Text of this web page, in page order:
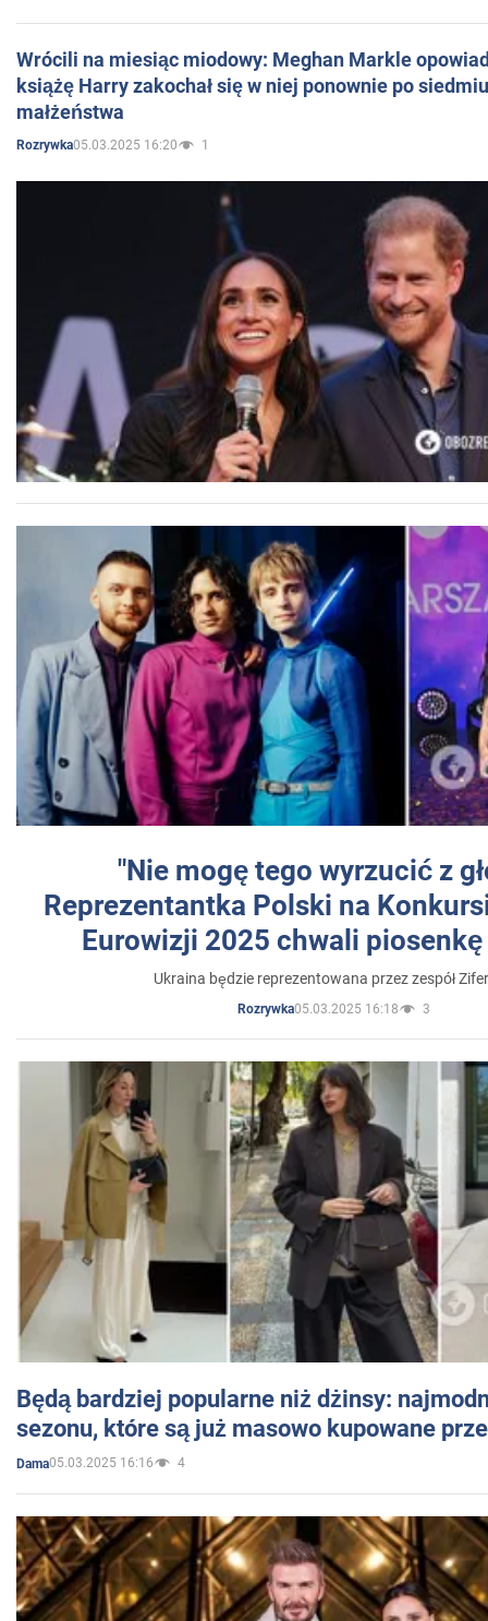
Wrócili na miesiąc miodowy: Meghan Markle
książę Harry zakochał się w niej ponownie po
małżeństwa
Rozrywka05.03.2025 16:20 1
"Nie mogę tego wyrzucić z
Reprezentantka Polski na
Eurowizji 2025 chwali
Ukraina będzie reprezentowana przez zespół
Rozrywka05.03.2025 16:18 3
Będą bardziej popularne niż dżinsy:
sezonu, które są już masowo kupowane
Dama05.03.2025 16:16 4